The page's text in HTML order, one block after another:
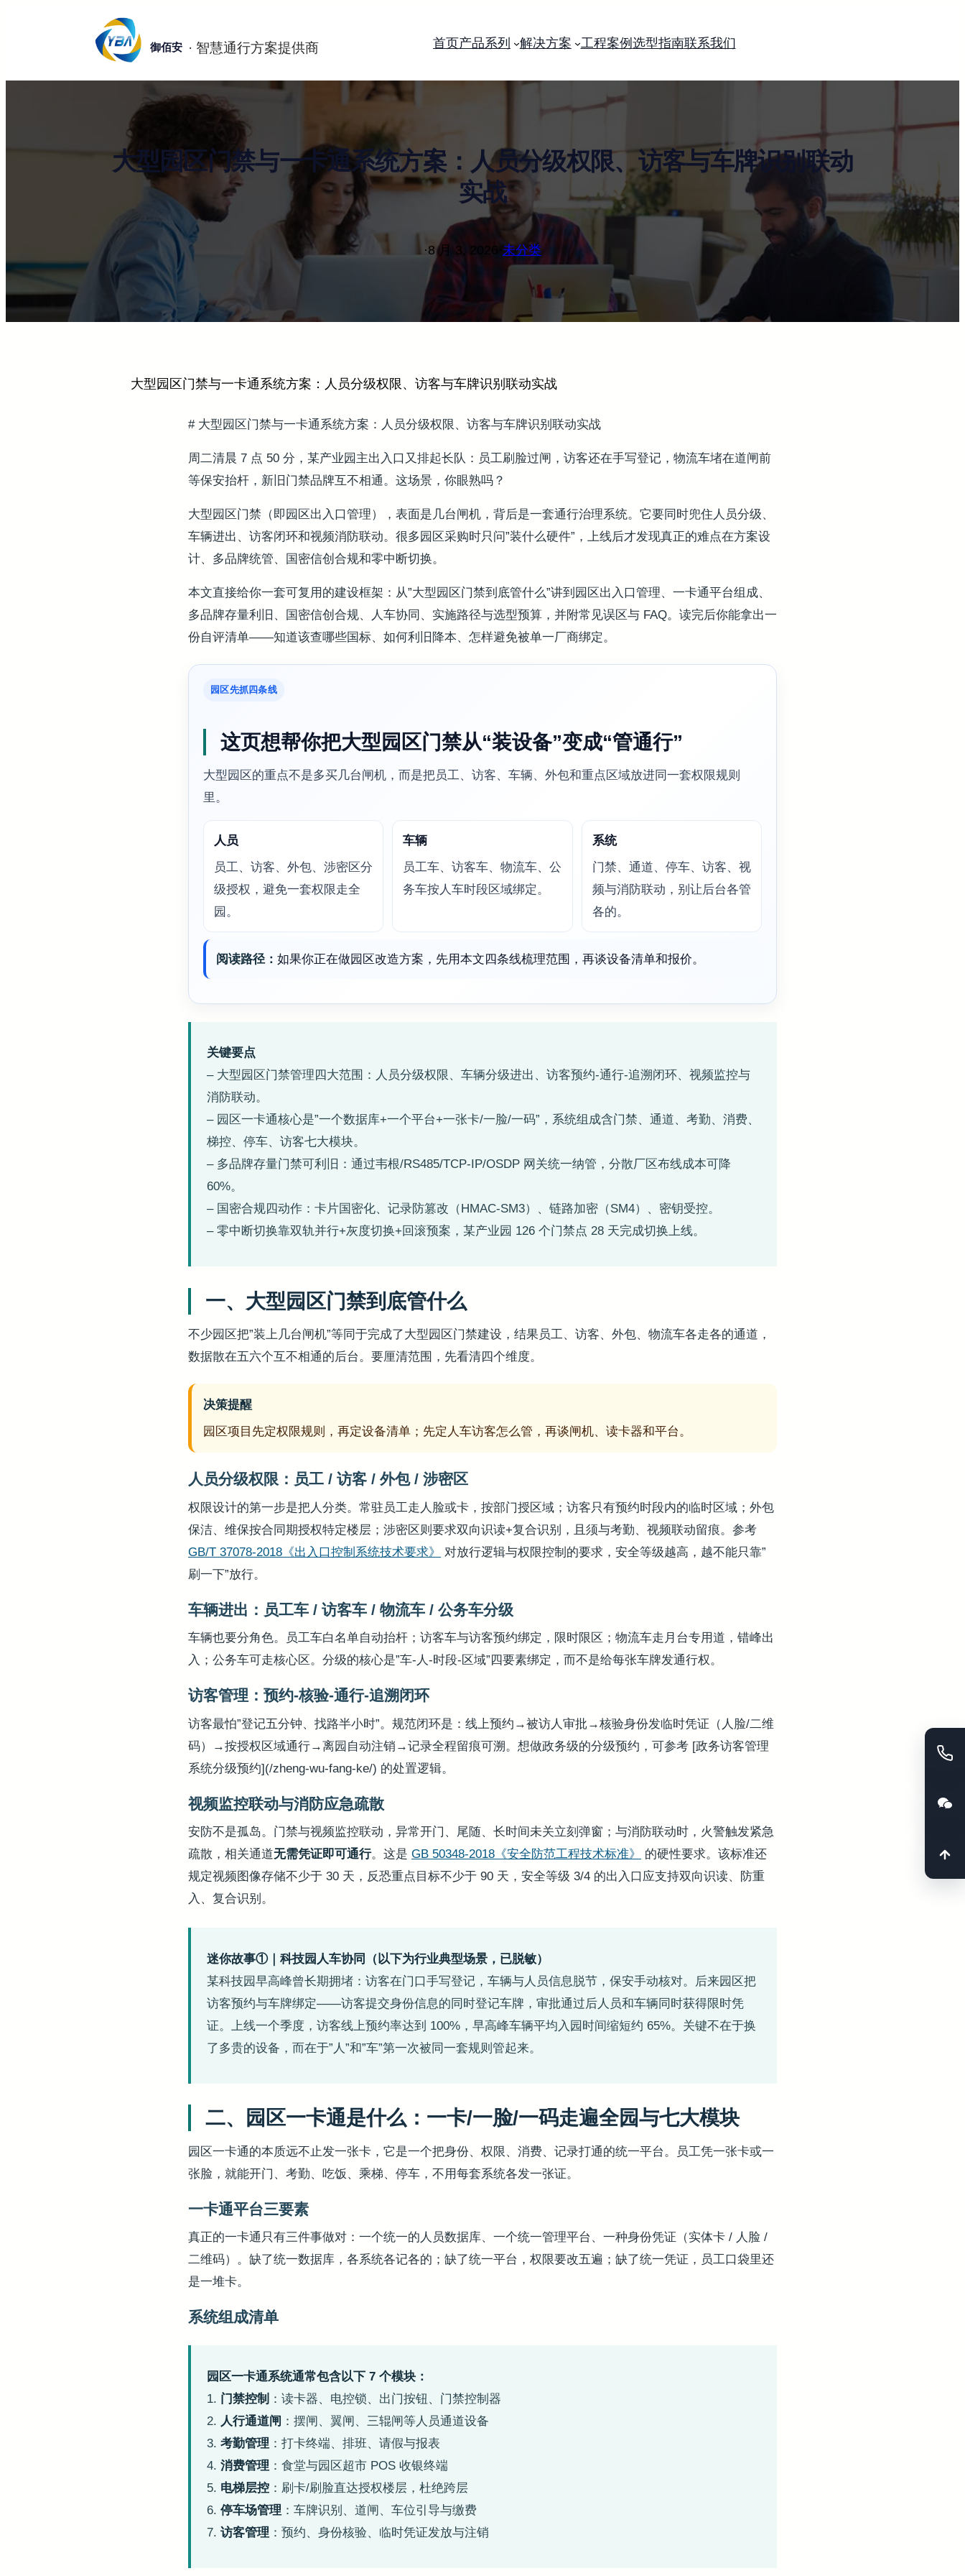
御佰安 首页产品系列 解决方案 工程案例 选型指南联系我们
大型园区门禁与一卡通系统方案：人员分级权限、访客与车牌识别联动
实战
·8 月 3, 2026 未分类
大型园区门禁与一卡通系统方案：人员分级权限、访客与车牌识别联动实战
# 大型园区门禁与一卡通系统方案：人员分级权限、访客与车牌识别联动实战
周二清晨 7 点 50 分，某产业园主出入口又排起长队：员工刷脸过闸，访客还在手写登记，物流车堵在道闸前
等保安抬杆，新旧门禁品牌互不相通。这场景，你眼熟吗？
大型园区门禁（即园区出入口管理），表面是几台闸机，背后是一套通行治理系统。它要同时兜住人员分级、
车辆进出、访客闭环和视频消防联动。很多园区采购时只问”装什么硬件”，上线后才发现真正的难点在方案设
计、多品牌统管、国密信创合规和零中断切换。
本文直接给你一套可复用的建设框架：从”大型园区门禁到底管什么”讲到园区出入口管理、一卡通平台组成、
多品牌存量利旧、国密信创合规、人车协同、实施路径与选型预算，并附常见误区与 FAQ。读完后你能拿出一
份自评清单——知道该查哪些国标、如何利旧降本、怎样避免被单一厂商绑定。
园区先抓四条线
这页想帮你把大型园区门禁从“装设备”变成“管通行”
大型园区的重点不是多买几台闸机，而是把员工、访客、车辆、外包和重点区域放进同一套权限规则
里。
人员
员工、访客、外包、涉密区分
级授权，避免一套权限走全
园。
车辆
员工车、访客车、物流车、公
务车按人车时段区域绑定。
系统
门禁、通道、停车、访客、视
频与消防联动，别让后台各管
各的。
阅读路径： 如果你正在做园区改造方案，先用本文四条线梳理范围，再谈设备清单和报价。
关键要点
– 大型园区门禁管理四大范围：人员分级权限、车辆分级进出、访客预约-通行-追溯闭环、视频监控与
消防联动。
– 园区一卡通核心是”一个数据库+一个平台+一张卡/一脸/一码”，系统组成含门禁、通道、考勤、消费、
梯控、停车、访客七大模块。
– 多品牌存量门禁可利旧：通过韦根/RS485/TCP-IP/OSDP 网关统一纳管，分散厂区布线成本可降
60%。
– 国密合规四动作：卡片国密化、记录防篡改（HMAC-SM3）、链路加密（SM4）、密钥受控。
– 零中断切换靠双轨并行+灰度切换+回滚预案，某产业园 126 个门禁点 28 天完成切换上线。
一、大型园区门禁到底管什么
不少园区把”装上几台闸机”等同于完成了大型园区门禁建设，结果员工、访客、外包、物流车各走各的通道，
数据散在五六个互不相通的后台。要厘清范围，先看清四个维度。
决策提醒
园区项目先定权限规则，再定设备清单；先定人车访客怎么管，再谈闸机、读卡器和平台。
人员分级权限：员工 / 访客 / 外包 / 涉密区
权限设计的第一步是把人分类。常驻员工走人脸或卡，按部门授区域；访客只有预约时段内的临时区域；外包
保洁、维保按合同期授权特定楼层；涉密区则要求双向识读+复合识别，且须与考勤、视频联动留痕。参考
GB/T 37078-2018《出入口控制系统技术要求》
对放行逻辑与权限控制的要求，安全等级越高，越不能只靠”
刷一下”放行。
车辆进出：员工车 / 访客车 / 物流车 / 公务车分级
车辆也要分角色。员工车白名单自动抬杆；访客车与访客预约绑定，限时限区；物流车走月台专用道，错峰出
入；公务车可走核心区。分级的核心是”车-人-时段-区域”四要素绑定，而不是给每张车牌发通行权。
访客管理：预约-核验-通行-追溯闭环
访客最怕”登记五分钟、找路半小时”。规范闭环是：线上预约→被访人审批→核验身份发临时凭证（人脸/二维
码）→按授权区域通行→离园自动注销→记录全程留痕可溯。想做政务级的分级预约，可参考 [政务访客管理
系统分级预约](/zheng-wu-fang-ke/) 的处置逻辑。
视频监控联动与消防应急疏散
安防不是孤岛。门禁与视频监控联动，异常开门、尾随、长时间未关立刻弹窗；与消防联动时，火警触发紧急
疏散，相关通道无需凭证即可通行。这是 GB 50348-2018《安全防范工程技术标准》
的硬性要求。该标准还
规定视频图像存储不少于 30 天，反恐重点目标不少于 90 天，安全等级 3/4 的出入口应支持双向识读、防重
入、复合识别。
迷你故事①｜科技园人车协同（以下为行业典型场景，已脱敏）
某科技园早高峰曾长期拥堵：访客在门口手写登记，车辆与人员信息脱节，保安手动核对。后来园区把
访客预约与车牌绑定——访客提交身份信息的同时登记车牌，审批通过后人员和车辆同时获得限时凭
证。上线一个季度，访客线上预约率达到 100%，早高峰车辆平均入园时间缩短约 65%。关键不在于换
了多贵的设备，而在于”人”和”车”第一次被同一套规则管起来。
二、园区一卡通是什么：一卡/一脸/一码走遍全园与七大模块
园区一卡通的本质远不止发一张卡，它是一个把身份、权限、消费、记录打通的统一平台。员工凭一张卡或一
张脸，就能开门、考勤、吃饭、乘梯、停车，不用每套系统各发一张证。
一卡通平台三要素
真正的一卡通只有三件事做对：一个统一的人员数据库、一个统一管理平台、一种身份凭证（实体卡 / 人脸 /
二维码）。缺了统一数据库，各系统各记各的；缺了统一平台，权限要改五遍；缺了统一凭证，员工口袋里还
是一堆卡。
系统组成清单
园区一卡通系统通常包含以下 7 个模块：
1. 门禁控制 ：读卡器、电控锁、出门按钮、门禁控制器
2. 人行通道闸 ：摆闸、翼闸、三辊闸等人员通道设备
3. 考勤管理 ：打卡终端、排班、请假与报表
4. 消费管理 ：食堂与园区超市 POS 收银终端
5. 电梯层控 ：刷卡/刷脸直达授权楼层，杜绝跨层
6. 停车场管理 ：车牌识别、道闸、车位引导与缴费
7. 访客管理 ：预约、身份核验、临时凭证发放与注销